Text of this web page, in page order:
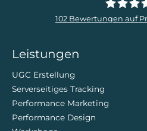
102 Bewertungen auf
Leistungen
UGC Erstellung
Serverseitiges Tracking
Performance Marketing
Performance Design